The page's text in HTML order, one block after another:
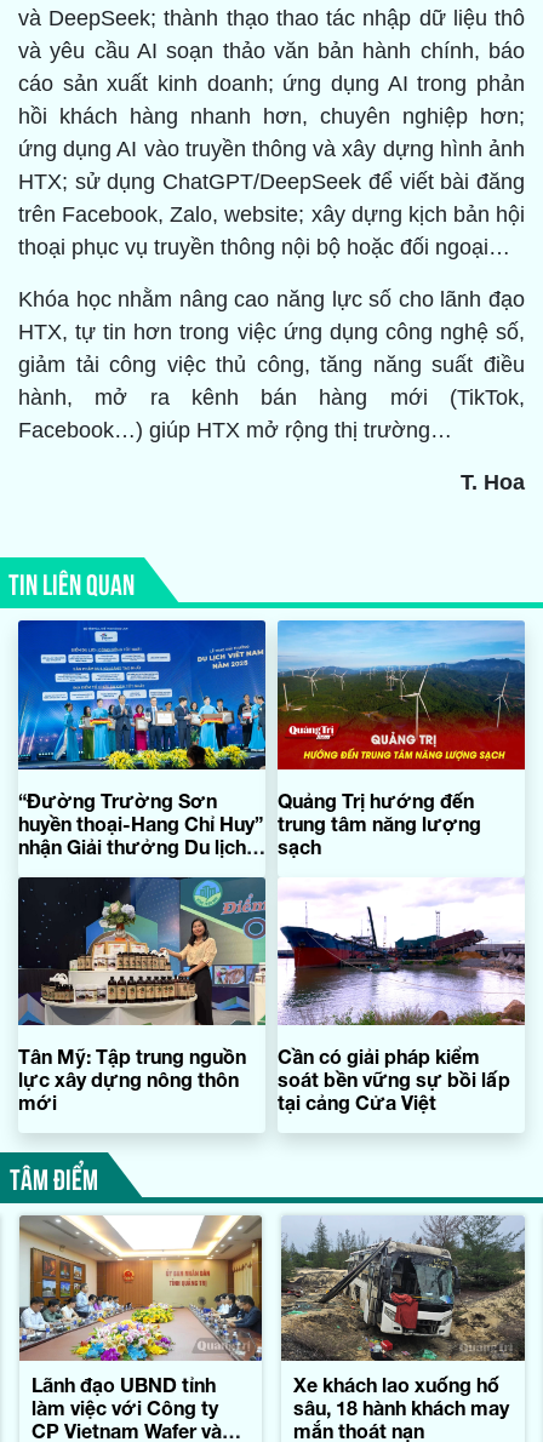
và DeepSeek; thành thạo thao tác nhập dữ liệu thô
và yêu cầu AI soạn thảo văn bản hành chính, báo
cáo sản xuất kinh doanh; ứng dụng AI trong phản
hồi khách hàng nhanh hơn, chuyên nghiệp hơn;
ứng dụng AI vào truyền thông và xây dựng hình ảnh
HTX; sử dụng ChatGPT/DeepSeek để viết bài đăng
trên Facebook, Zalo, website; xây dựng kịch bản hội
thoại phục vụ truyền thông nội bộ hoặc đối ngoại…
Khóa học nhằm nâng cao năng lực số cho lãnh đạo
HTX, tự tin hơn trong việc ứng dụng công nghệ số,
giảm tải công việc thủ công, tăng năng suất điều
hành, mở ra kênh bán hàng mới (TikTok,
Facebook…) giúp HTX mở rộng thị trường…
T. Hoa
TIN LIÊN QUAN
“Đường Trường Sơn
huyền thoại-Hang Chỉ Huy”
nhận Giải thưởng Du lịch
Quảng Trị hướng đến
trung tâm năng lượng
sạch
Tân Mỹ: Tập trung nguồn
lực xây dựng nông thôn
mới
Cần có giải pháp kiểm
soát bền vững sự bồi lấp
tại cảng Cửa Việt
TÂM ĐIỂM
Lãnh đạo UBND tỉnh
làm việc với Công ty
CP Vietnam Wafer và
Xe khách lao xuống hố
sâu, 18 hành khách may
mắn thoát nạn